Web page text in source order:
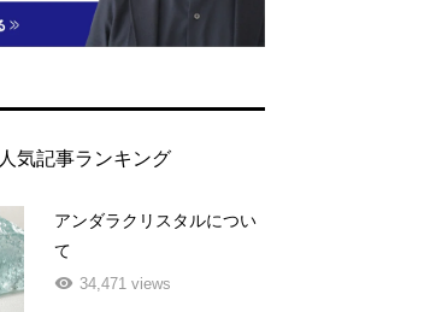
人気記事ランキング
アンダラクリスタルについ
て
34,471 views